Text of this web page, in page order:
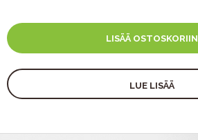
LISÄÄ OSTOSKORIIN
LUE LISÄÄ